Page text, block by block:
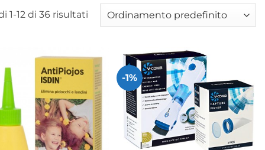
1-12 di 36 risultati
-1%
+